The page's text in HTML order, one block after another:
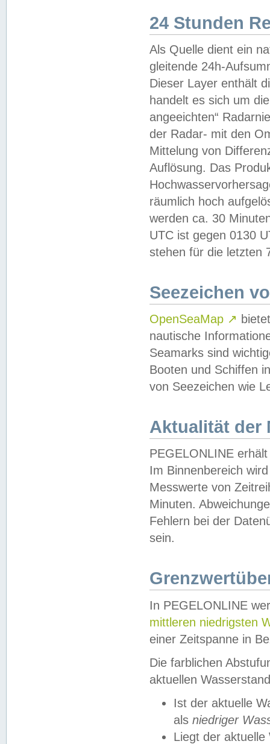
24 Stunden
Als Quelle dient ein
gleitende 24h-
Dieser Layer enthält
handelt es sich um
angeeichten“
der Radar- mit den
Mittelung von
Auflösung. Das
räumlich hoch
werden ca. 30
UTC ist gegen 0130
stehen für die letzten
Seezeichen
OpenSeaMap ↗
nautische
Seamarks sind
Booten und Schiffen
von Seezeichen wie
Aktualität der
PEGELONLINE
Im Binnenbereich
Messwerte von
Minuten.
Fehlern bei der
sein.
In PEGELONLINE
mittleren niedrigsten
einer Zeitspanne in
Die farblichen
aktuellen
Ist der aktuelle
als niedriger
Liegt der